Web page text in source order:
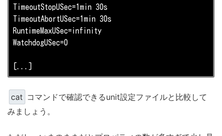
TimeoutStopUSec=1min 30s
TimeoutAbortUSec=1min 30s
RuntimeMaxUSec=infinity
WatchdogUSec=0
cat コマンドで確認できるunit設定ファイルと比較して
みましょう。